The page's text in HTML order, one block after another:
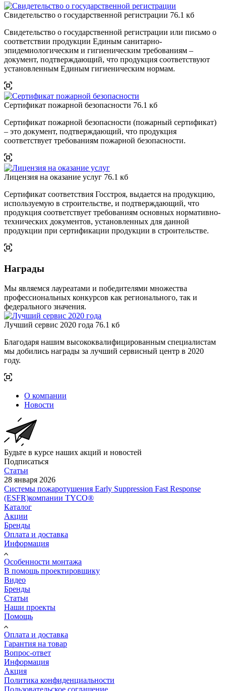
Свидетельство о государственной регистрации 76.1 кб
Свидетельство о государственной регистрации или письмо о
соответствии продукции Единым санитарно-
эпидемиологическим и гигиеническим требованиям –
документ, подтверждающий, что продукция соответствуют
установленным Единым гигиеническим нормам.
Сертификат пожарной безопасности 76.1 кб
Сертификат пожарной безопасности (пожарный сертификат)
– это документ, подтверждающий, что продукция
соответствует требованиям пожарной безопасности.
Лицензия на оказание услуг 76.1 кб
Сертификат соответствия Госстроя, выдается на продукцию,
используемую в строительстве, и подтверждающий, что
продукция соответствует требованиям основных нормативно-
технических документов, установленных для данной
продукции при сертификации продукции в строительстве.
Награды
Мы являемся лауреатами и победителями множества
профессиональных конкурсов как регионального, так и
федерального значения.
Лучший сервис 2020 года 76.1 кб
Благодаря нашим высококвалифицированным специалистам
мы добились награды за лучший сервисный центр в 2020
году.
О компании
Новости
Будьте в курсе наших акций и новостей
Подписаться
Статьи
28 января 2026
Системы пожаротушения Early Suppression Fast Response
(ESFR)компании TYCO®
Каталог
Акции
Бренды
Оплата и доставка
Информация
Особенности монтажа
В помощь проектировщику
Видео
Бренды
Статьи
Наши проекты
Помощь
Оплата и доставка
Гарантия на товар
Вопрос-ответ
Информация
Акция
Политика конфиденциальности
Пользовательское соглашение